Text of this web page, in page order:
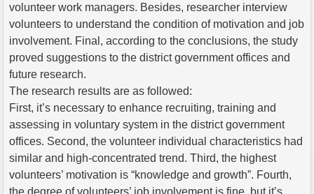
volunteer work managers. Besides, researcher interview
volunteers to understand the condition of motivation and job
involvement. Final, according to the conclusions, the study
proved suggestions to the district government offices and
future research.
The research results are as followed:
First, it’s necessary to enhance recruiting, training and
assessing in voluntary system in the district government
offices. Second, the volunteer individual characteristics had
similar and high-concentrated trend. Third, the highest
volunteers’ motivation is “knowledge and growth”. Fourth,
the degree of volunteers’ job involvement is fine, but it’s